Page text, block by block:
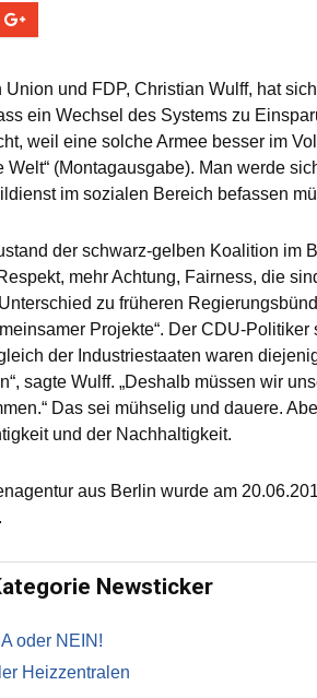
und FDP, Christian Wulff, hat
ein Wechsel des Systems zu
weil eine solche Armee besser im
Welt“ (Montagausgabe). Man werde
im sozialen Bereich befassen
der schwarz-gelben Koalition im
mehr Achtung, Fairness, die
zu früheren
Projekte“. Der CDU-
der Industriestaaten waren
sagte Wulff. „Deshalb müssen wir
Das sei mühselig und dauere.
und der Nachhaltigkeit.
aus Berlin wurde am
Newsticker
oder NEIN!
Heizzentralen